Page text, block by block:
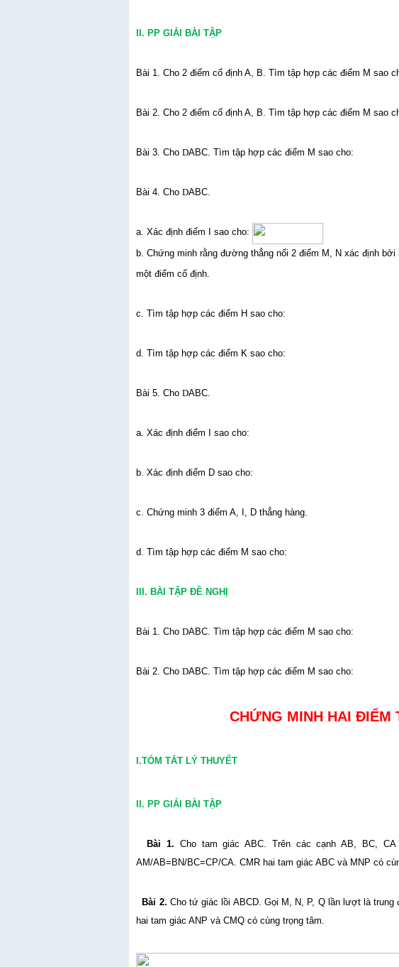
II. PP GIẢI BÀI TẬP
Bài 1. Cho 2 điểm cố định A, B. Tìm tập hợp các điểm M sao
Bài 2. Cho 2 điểm cố định A, B. Tìm tập hợp các điểm M sao
Bài 3. Cho DABC. Tìm tập hợp các điểm M sao cho:
Bài 4. Cho DABC.
a. Xác định điểm I sao cho:
b. Chứng minh rằng đường thẳng nối 2 điểm M, N xác định bởi
một điểm cố định.
c. Tìm tập hợp các điểm H sao cho:
d. Tìm tập hợp các điểm K sao cho:
Bài 5. Cho DABC.
a. Xác định điểm I sao cho:
b. Xác định điểm D sao cho:
c. Chứng minh 3 điểm A, I, D thẳng hàng.
d. Tìm tập hợp các điểm M sao cho:
III. BÀI TẬP ĐỀ NGHỊ
Bài 1. Cho DABC. Tìm tập hợp các điểm M sao cho:
Bài 2. Cho DABC. Tìm tập hợp các điểm M sao cho:
CHỨNG MINH HAI ĐIỂM
I.TÓM TẮT LÝ THUYẾT
II. PP GIẢI BÀI TẬP
Bài 1. Cho tam giác ABC. Trên các cạnh AB, BC,
AM/AB=BN/BC=CP/CA. CMR hai tam giác ABC và MNP có
Bài 2. Cho tứ giác lồi ABCD. Gọi M, N, P, Q lần lượt là
hai tam giác ANP và CMQ có cùng trọng tâm.